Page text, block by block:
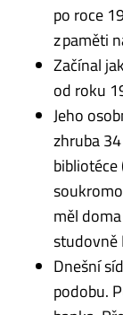
po roce
z paměti
Začínal
od roku
Jeho
zhruba
měl doma
studovně
Dnešní
podobu.